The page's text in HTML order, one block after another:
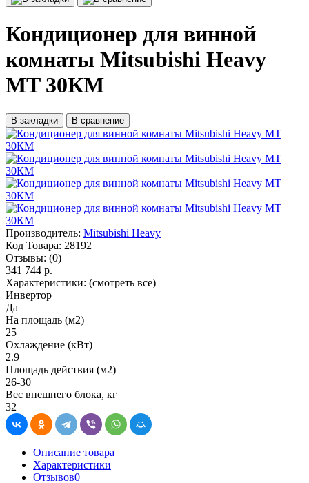
Кондиционер для винной
комнаты Mitsubishi Heavy
MT 30КM
В закладки В сравнение
Производитель: Mitsubishi Heavy
Код Товара: 28192
Отзывы: (0)
341 744 р.
Характеристики: (смотреть все)
Инвертор
Да
На площадь (м2)
25
Охлаждение (кВт)
2.9
Площадь действия (м2)
26-30
Вес внешнего блока, кг
32
Описание товара
Характеристики
Отзывов0